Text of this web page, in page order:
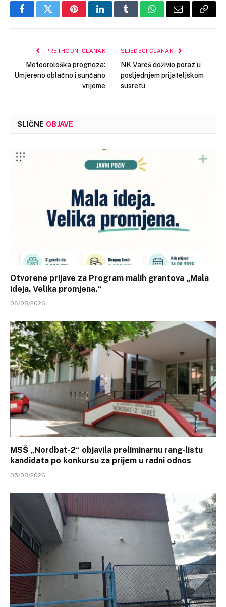
FacebookTwitterPinterestLinkedInTumblrWhatsApp
Email Copy
PRETHODNI ČLANAK
Meteorološka prognoza:
Umjereno oblačno i sunčano
vrijeme
SLJEDEĆI ČLANAK
NK Vareš doživio poraz u
posljednjem prijateljskom
susretu
SLIČNE OBJAVE
Otvorene prijave za Program malih grantova „Mala
ideja. Velika promjena.“
06/08/2026
MSŠ „Nordbat-2“ objavila preliminarnu rang-listu
kandidata po konkursu za prijem u radni odnos
05/08/2026